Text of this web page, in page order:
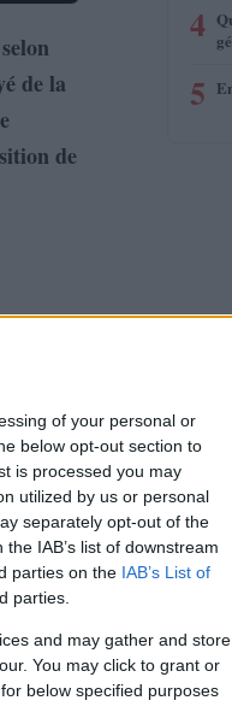
of your personal or
below opt-out section to
is processed you may
utilized by us or personal
separately opt-out of the
IAB’s list of downstream
parties on the IAB’s List of
parties.
and may gather and store
You may click to grant or
below specified purposes
de la
de
4
5